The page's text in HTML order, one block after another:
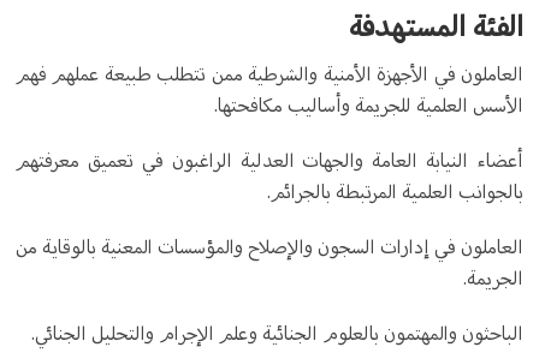
الفئة المستهدفة
العاملون في الأجهزة الأمنية والشرطية ممن تتطلب طبيعة عملهم فهم
الأسس العلمية للجريمة وأساليب مكافحتها.
أعضاء النيابة العامة والجهات العدلية الراغبون في تعميق معرفتهم
بالجوانب العلمية المرتبطة بالجرائم.
العاملون في إدارات السجون والإصلاح والمؤسسات المعنية بالوقاية من
الجريمة.
الباحثون والمهتمون بالعلوم الجنائية وعلم الإجرام والتحليل الجنائي.